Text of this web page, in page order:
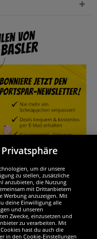
um dir unsere
zu stellen, zusätzliche
anzubieten, die Nutzung
mit Drittanbietern
Werbung anzuzeigen. Mit
deine Einwilligung alle
und unseren
Zwecke, einzusetzen und
zu verarbeiten. Mit
hast du auch die
in den Cookie-Einstellungen